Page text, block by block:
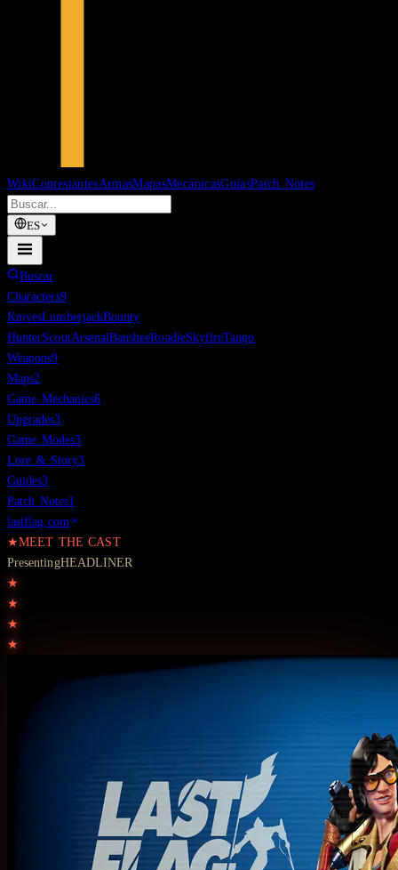
WikiContestantesArmasMapasMecánicasGuíasPatch Notes
ES
Buscar
Characters9
KnivesLumberjackBounty
HunterScoutArsenalBansheeRoadieSkyfireTango
Weapons9
Maps2
Game Mechanics6
Upgrades3
Game Modes3
Lore & Story3
Guides3
Patch Notes1
lastflag.com
★MEET THE CAST
PresentingHEADLINER
★
★
★
★